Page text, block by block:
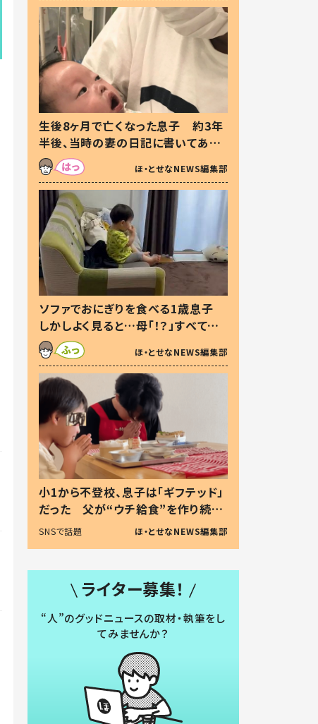
生後8ヶ月で亡くなった息子 約3年
半後、当時の妻の日記に書いてあっ
た本音とは
ほ・とせなNEWS編集部
ソファでおにぎりを食べる1歳息子
しかしよく見ると…母「！？」すべてを
察した母の投稿に「可愛いから許
す！」「現行犯〜」
ほ・とせなNEWS編集部
小1から不登校、息子は「ギフテッド」
だった 父が“ウチ給食”を作り続け
る理由とは #令和の親 #令和の子
SNSで話題 ほ・とせなNEWS編集部
ライター募集！
“人”のグッドニュースの取材・執筆をし
てみませんか？